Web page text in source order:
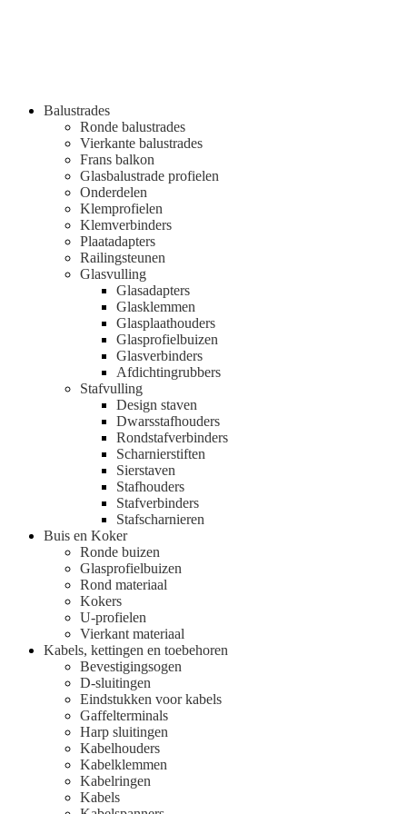
Balustrades
Ronde balustrades
Vierkante balustrades
Frans balkon
Glasbalustrade profielen
Onderdelen
Klemprofielen
Klemverbinders
Plaatadapters
Railingsteunen
Glasvulling
Glasadapters
Glasklemmen
Glasplaathouders
Glasprofielbuizen
Glasverbinders
Afdichtingrubbers
Stafvulling
Design staven
Dwarsstafhouders
Rondstafverbinders
Scharnierstiften
Sierstaven
Stafhouders
Stafverbinders
Stafscharnieren
Buis en Koker
Ronde buizen
Glasprofielbuizen
Rond materiaal
Kokers
U-profielen
Vierkant materiaal
Kabels, kettingen en toebehoren
Bevestigingsogen
D-sluitingen
Eindstukken voor kabels
Gaffelterminals
Harp sluitingen
Kabelhouders
Kabelklemmen
Kabelringen
Kabels